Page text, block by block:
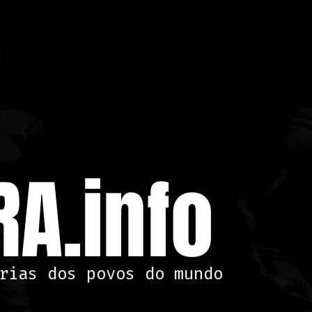
dos povos do mundo